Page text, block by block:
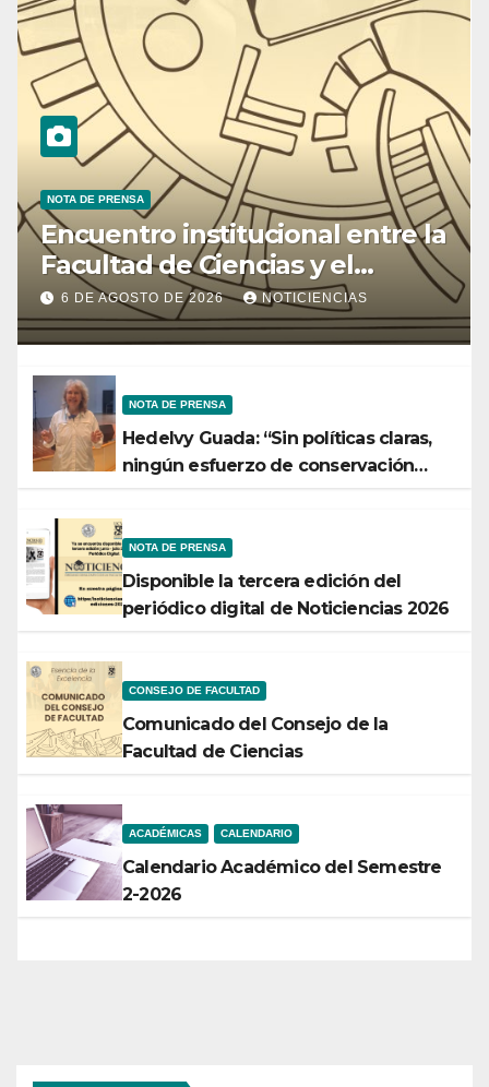
NOTA DE PRENSA
Encuentro institucional entre la
Facultad de Ciencias y el
Ministerio de Ciencia y
Tecnología
6 DE AGOSTO DE 2026 NOTICIENCIAS
NOTA DE PRENSA
Hedelvy Guada: “Sin políticas claras,
ningún esfuerzo de conservación
NOTA DE PRENSA
Disponible la tercera edición del
periódico digital de Noticiencias 2026
CONSEJO DE FACULTAD
Comunicado del Consejo de la
Facultad de Ciencias
ACADÉMICAS CALENDARIO
Calendario Académico del Semestre
2-2026